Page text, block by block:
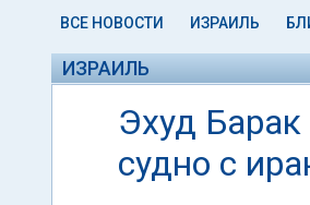
ВСЕ НОВОСТИ ИЗРАИЛЬ
ИЗРАИЛЬ
Эхуд
судно с